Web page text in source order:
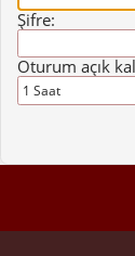
Şifre:
Oturum açık